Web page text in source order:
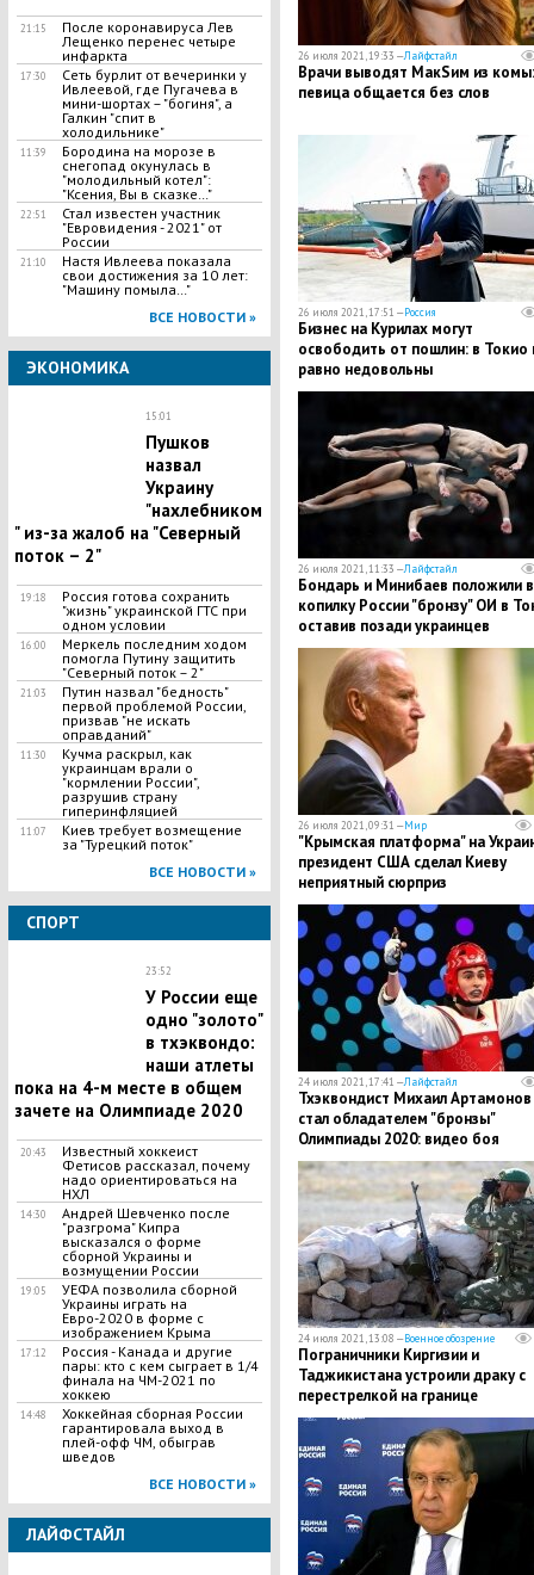
21:15
После коронавируса Лев
Лещенко перенес четыре
инфаркта
17:30
Сеть бурлит от вечеринки у
Ивлеевой, где Пугачева в
мини-шортах – "богиня", а
Галкин "спит в
холодильнике"
11:39
Бородина на морозе в
снегопад окунулась в
"молодильный котел":
"Ксения, Вы в сказке…"
22:51
Стал известен участник
"Евровидения - 2021" от
России
21:10
Настя Ивлеева показала
свои достижения за 10 лет:
"Машину помыла…"
ВСЕ НОВОСТИ »
ЭКОНОМИКА
15:01
Пушков
назвал
Украину
"нахлебником
" из-за жалоб на "Северный
поток – 2"
19:18
Россия готова сохранить
"жизнь" украинской ГТС при
одном условии
16:00
Меркель последним ходом
помогла Путину защитить
"Северный поток – 2"
21:03
Путин назвал "бедность"
первой проблемой России,
призвав "не искать
оправданий"
11:30
Кучма раскрыл, как
украинцам врали о
"кормлении России",
разрушив страну
гиперинфляцией
11:07
Киев требует возмещение
за "Турецкий поток"
ВСЕ НОВОСТИ »
СПОРТ
23:52
У России еще
одно "золото"
в тхэквондо:
наши атлеты
пока на 4-м месте в общем
зачете на Олимпиаде 2020
20:43
Известный хоккеист
Фетисов рассказал, почему
надо ориентироваться на
НХЛ
14:30
Андрей Шевченко после
"разгрома" Кипра
высказался о форме
сборной Украины и
возмущении России
19:05
УЕФА позволила сборной
Украины играть на
Евро-2020 в форме с
изображением Крыма
17:12
Россия - Канада и другие
пары: кто с кем сыграет в 1/4
финала на ЧМ-2021 по
хоккею
14:48
Хоккейная сборная России
гарантировала выход в
плей-офф ЧМ, обыграв
шведов
ВСЕ НОВОСТИ »
ЛАЙФСТАЙЛ
26 июля 2021, 19:33 —Лайфстайл
Врачи выводят МакSим из комы:
певица общается без слов
26 июля 2021, 17:51 —Россия
Бизнес на Курилах могут
освободить от пошлин: в Токио
равно недовольны
26 июля 2021, 11:33 —Лайфстайл
​Бондарь и Минибаев положили в
копилку России "бронзу" ОИ в
оставив позади украинцев
26 июля 2021, 09:31 —Мир
​"Крымская платформа" на
президент США сделал Киеву
неприятный сюрприз
24 июля 2021, 17:41 —Лайфстайл
Тхэквондист Михаил Артамонов
стал обладателем "бронзы"
Олимпиады 2020: видео боя
24 июля 2021, 13:08 —Военное обозрение
Пограничники Киргизии и
Таджикистана устроили драку с
перестрелкой на границе